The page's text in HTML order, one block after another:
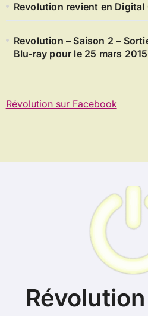
Revolution revient en Digital
Revolution – Saison 2 –
Blu-ray pour le 25 mars
Révolution sur Facebook